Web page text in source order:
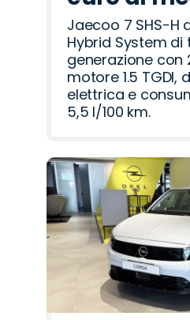
Jaecoo 7 SHS-H
Hybrid System di
generazione con
motore 1.5 TGDI,
elettrica e
5,5 l/100 km.